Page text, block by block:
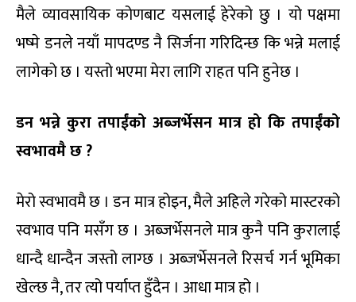
मैले व्यावसायिक कोणबाट यसलाई हेरेको छु । यो पक्षमा
भष्मे डनले नयाँ मापदण्ड नै सिर्जना गरिदिन्छ कि भन्ने मलाई
लागेको छ । यस्तो भएमा मेरा लागि राहत पनि हुनेछ ।
डन भन्ने कुरा तपाईंको अब्जर्भेसन मात्र हो कि तपाईंको
स्वभावमै छ?
मेरो स्वभावमै छ । डन मात्र होइन, मैले अहिले गरेको मास्टरको
स्वभाव पनि मसँग छ । अब्जर्भेसनले मात्र कुनै पनि कुरालाई
धान्दै धान्दैन जस्तो लाग्छ । अब्जर्भेसनले रिसर्च गर्न भूमिका
खेल्छ नै, तर त्यो पर्याप्त हुँदैन । आधा मात्र हो ।